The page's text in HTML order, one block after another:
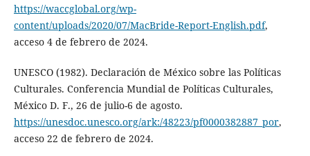
https://waccglobal.org/wp-
content/uploads/2020/07/MacBride-Report-English.pdf,
acceso 4 de febrero de 2024.
UNESCO (1982). Declaración de México sobre las Políticas
Culturales. Conferencia Mundial de Políticas Culturales,
México D. F., 26 de julio-6 de agosto.
https://unesdoc.unesco.org/ark:/48223/pf0000382887_por,
acceso 22 de febrero de 2024.